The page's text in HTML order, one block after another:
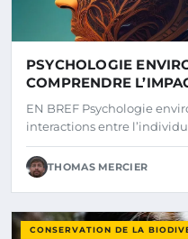
PSYCHOLOGIE
COMPRENDRE
SUR NOTRE BIEN-ÊTRE
EN BREF Psychologie
interactions entre
THOMAS MERCIER
CONSERVATION DE LA